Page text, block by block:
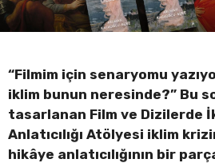
“Filmim için senaryomu
iklim bunun neresinde?” Bu
tasarlanan Film ve Dizilerde
Anlatıcılığı Atölyesi iklim
hikâye anlatıcılığının bir